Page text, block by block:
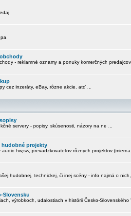
- reklamné oznamy a ponuky komerčných predajcov
cez inzeráty, eBay, rôzne akcie, atď ...
servery - popisy, skúsenosti, názory na ne ...
hudobné projekty
hw,sw, prevadzkovateľov rôznych projektov
hudobnej, technickej, či inej scény - info najmä o
Slovensku
výrobkoch, udalostiach v histórii Česko-Slovenského